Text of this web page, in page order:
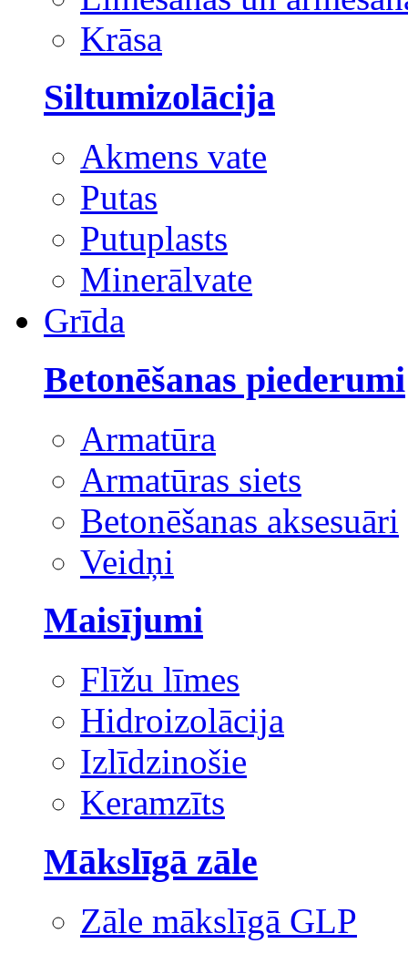
Krāsa
Siltumizolācija
Akmens vate
Putas
Putuplasts
Minerālvate
Grīda
Betonēšanas piederumi
Armatūra
Armatūras siets
Betonēšanas aksesuāri
Veidņi
Maisījumi
Flīžu līmes
Hidroizolācija
Izlīdzinošie
Keramzīts
Mākslīgā zāle
Zāle mākslīgā GLP